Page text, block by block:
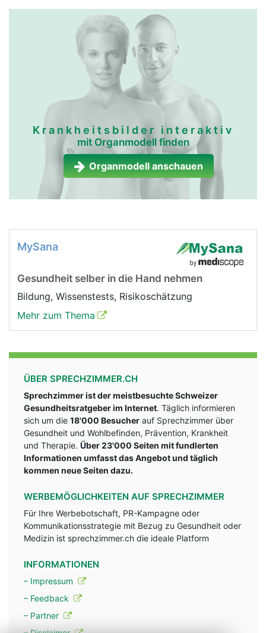
Krankheitsbilder interaktiv
mit Organmodell finden
Organmodell anschauen
MySana
Gesundheit selber in die Hand nehmen
Bildung, Wissenstests, Risikoschätzung
Mehr zum Thema
ÜBER SPRECHZIMMER.CH
Sprechzimmer ist der meistbesuchte Schweizer
Gesundheitsratgeber im Internet. Täglich informieren
sich um die 18'000 Besucher auf Sprechzimmer über
Gesundheit und Wohlbefinden, Prävention, Krankheit
und Therapie. Über 23'000 Seiten mit fundlerten
Informationen umfasst das Angebot und täglich
kommen neue Seiten dazu.
WERBEMÖGLICHKEITEN AUF SPRECHZIMMER
Für Ihre Werbebotschaft, PR-Kampagne oder
Kommunikationsstrategie mit Bezug zu Gesundheit oder
Medizin ist sprechzimmer.ch die ideale Platform
INFORMATIONEN
– Impressum
– Feedback
– Partner